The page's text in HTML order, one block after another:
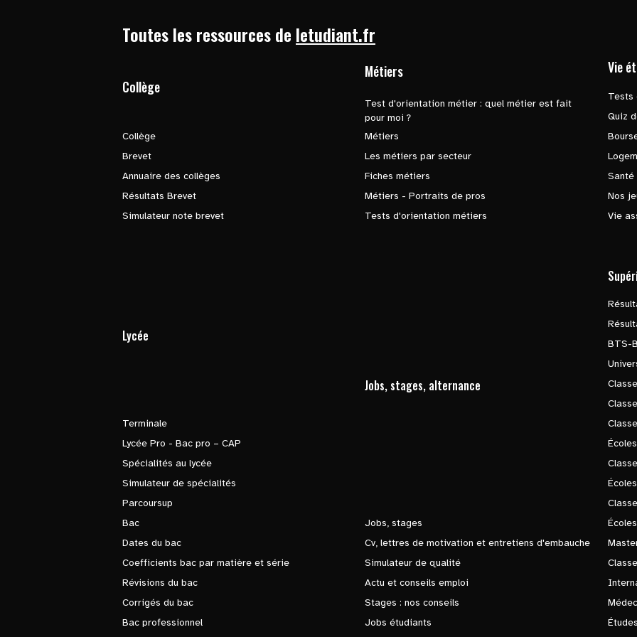
Toutes les ressources de letudiant.fr
Collège
Collège
Brevet
Annuaire des collèges
Résultats Brevet
Simulateur note brevet
Métiers
Test d'orientation métier : quel métier est fait
pour moi ?
Métiers
Les métiers par secteur
Fiches métiers
Métiers - Portraits de pros
Tests d'orientation métiers
Vie
Tests
Quiz
Santé
Nos
Vie
Lycée
Terminale
Lycée Pro - Bac pro – CAP
Spécialités au lycée
Simulateur de spécialités
Parcoursup
Bac
Dates du bac
Coefficients bac par matière et série
Révisions du bac
Corrigés du bac
Bac professionnel
Jobs, stages, alternance
Jobs, stages
Cv, lettres de motivation et entretiens d'embauche
Simulateur de qualité
Actu et conseils emploi
Stages : nos conseils
Jobs étudiants
BTS-